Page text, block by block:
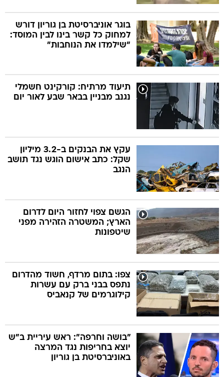
בוגר אוניברסיטת בן גוריון דורש
למחוק כל קשר בינו לבין המוסד:
"שילמדו את הנוחבות"
תיעוד מרתיח: קורקינט חשמלי
נגנב מבניין בבאר שבע לאור יום
עקץ את הבנקים ב-3.2 מיליון
שקל: כתב אישום הוגש נגד תושב
הנגב
הגשם צפוי לחזור היום לדרום
הארץ; המשטרה הזהירה מפני
שיטפונות
צפו: בתום מרדף, חשוד מהדרום
נתפס בבני ברק עם עשרות
קילוגרמים של קנאביס
"בושה וחרפה": ראש עיריית ב"ש
יוצא בחריפות נגד המרצה
באוניברסיטת בן גוריון